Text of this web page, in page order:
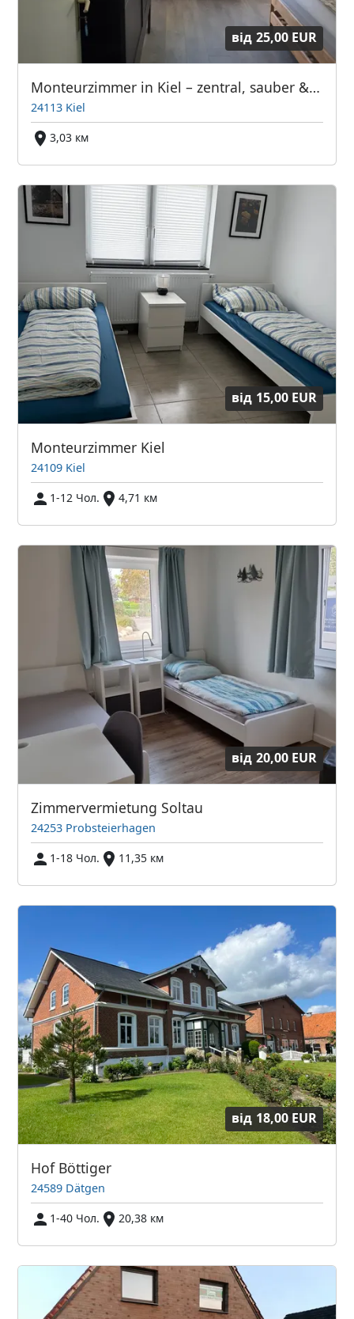
від 25,00 EUR
Monteurzimmer in Kiel – zentral, sauber & preiswert
24113 Kiel
3,03 км
від 15,00 EUR
Monteurzimmer Kiel
24109 Kiel
1-12 Чол.
4,71 км
від 20,00 EUR
Zimmervermietung Soltau
24253 Probsteierhagen
1-18 Чол.
11,35 км
від 18,00 EUR
Hof Böttiger
24589 Dätgen
1-40 Чол.
20,38 км